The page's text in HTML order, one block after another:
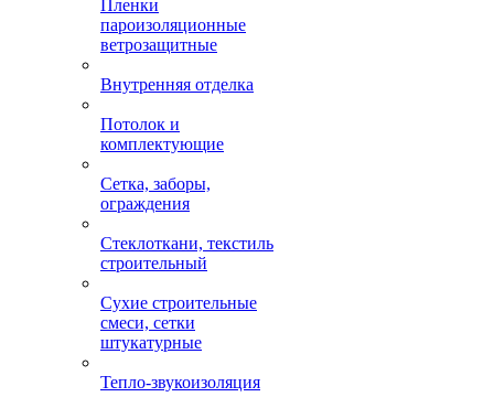
Пленки
пароизоляционные
ветрозащитные
Внутренняя отделка
Потолок и
комплектующие
Сетка, заборы,
ограждения
Стеклоткани, текстиль
строительный
Сухие строительные
смеси, сетки
штукатурные
Тепло-звукоизоляция